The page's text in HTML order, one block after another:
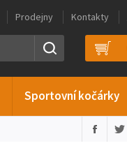
Sportovní kočárky
Prodejny Kontakty